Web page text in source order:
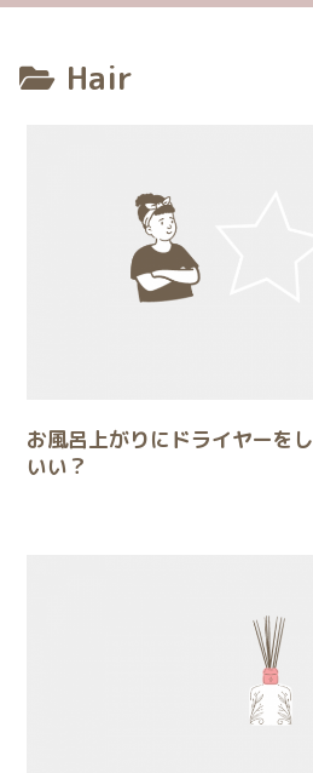
Hair
お風呂上がりにドライヤーを
いい？